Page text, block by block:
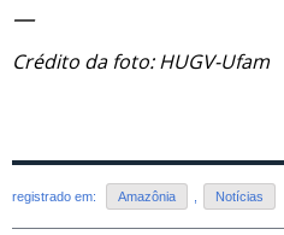
—
Crédito da foto: HUGV-Ufam
registrado em: Amazônia Notícias